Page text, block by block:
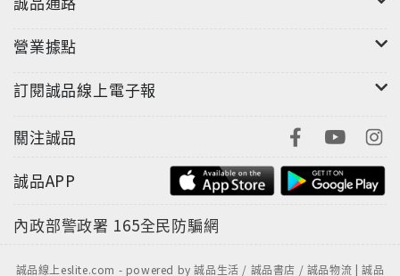
營業據點
訂閱誠品線上電子報
關注誠品
誠品APP
內政部警政署 165全民防騙網
誠品線上eslite.com - powered by 誠品生活 / 誠品書店 / 誠品物流 | 誠品